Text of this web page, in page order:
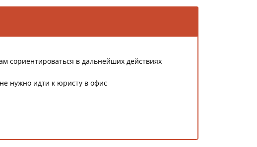
сориентироваться в дальнейших действиях
нужно идти к юристу в офис